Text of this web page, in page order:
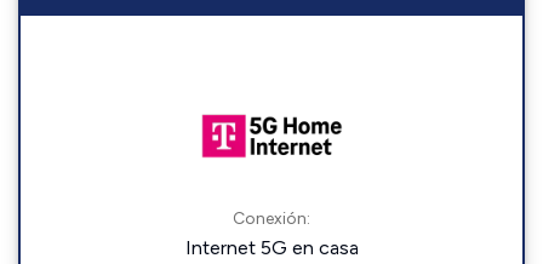
Conexión:
Internet 5G en casa